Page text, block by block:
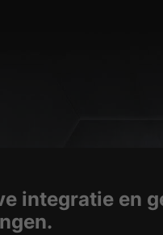
integratie en